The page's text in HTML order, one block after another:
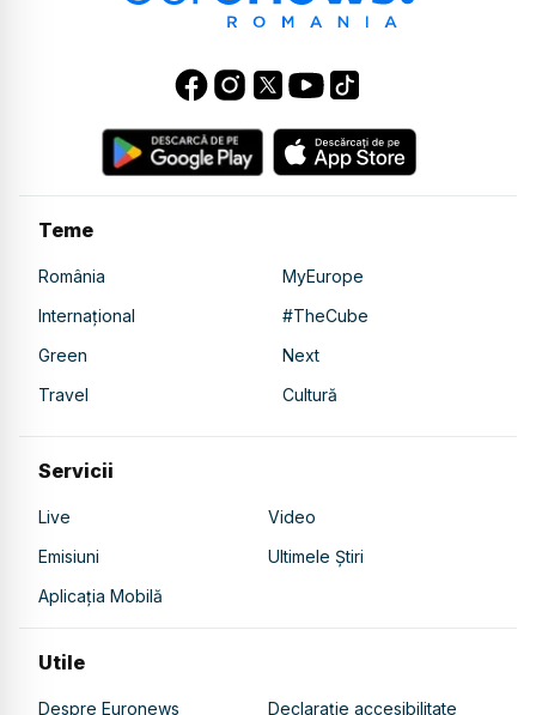
Teme
România
MyEurope
Internațional
#TheCube
Green
Next
Travel
Cultură
Servicii
Live
Video
Emisiuni
Ultimele Știri
Aplicația Mobilă
Utile
Despre Euronews Declarație accesibilitate